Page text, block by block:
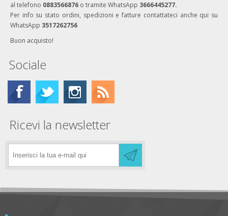
al telefono 0883566876 o tramite WhatsApp 3666445277.
Per info su stato ordini, spedizioni e fatture contattateci anche qui su
WhatsApp 3517262756
Buon acquisto!
Sociale
Ricevi la newsletter